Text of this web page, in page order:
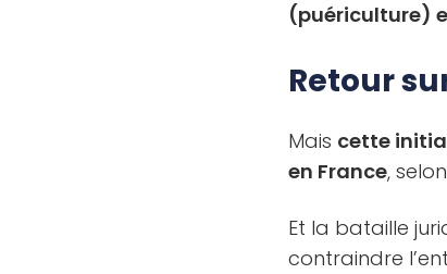
(puériculture)
Retour
Mais cette
en France,
Et la bataille
contraindre